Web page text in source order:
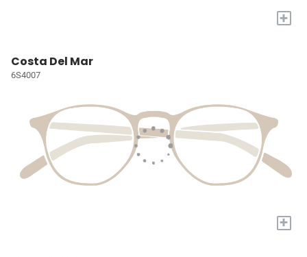
+
Costa Del Mar
6S4007
+